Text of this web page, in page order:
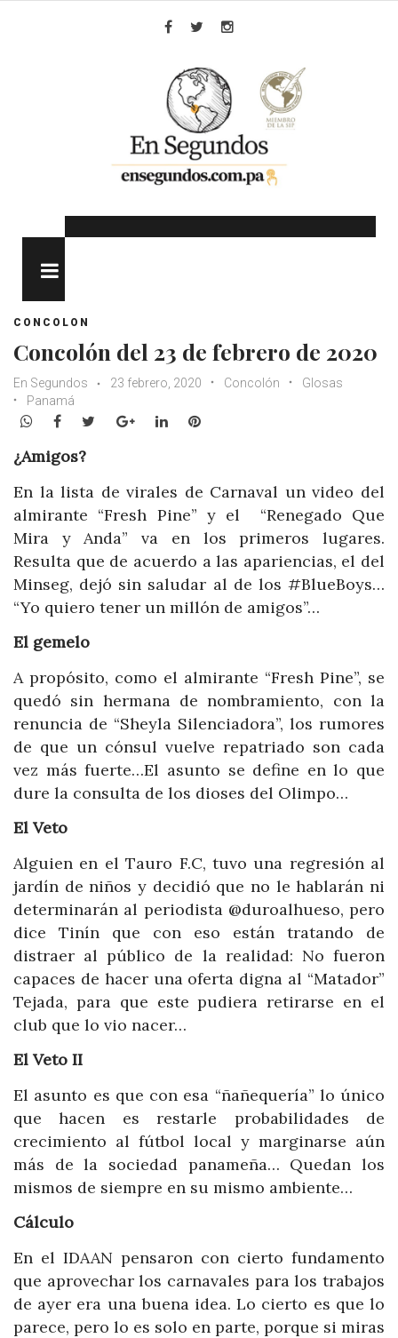
CONCOLON
Concolón del 23 de febrero de 2020
En Segundos 23 febrero, 2020 Concolón
Glosas
Panamá
WhatsApp
Facebook
TwitterGoogle+LinkedInPinterest
¿Amigos?
En la lista de virales de Carnaval un video del
almirante “Fresh Pine” y el “Renegado Que
Mira y Anda” va en los primeros lugares.
Resulta que de acuerdo a las apariencias, el del
Minseg, dejó sin saludar al de los #BlueBoys…
“Yo quiero tener un millón de amigos”…
El gemelo
A propósito, como el almirante “Fresh Pine”, se
quedó sin hermana de nombramiento, con la
renuncia de “Sheyla Silenciadora”, los rumores
de que un cónsul vuelve repatriado son cada
vez más fuerte…El asunto se define en lo que
dure la consulta de los dioses del Olimpo…
El Veto
Alguien en el Tauro F.C, tuvo una regresión al
jardín de niños y decidió que no le hablarán ni
determinarán al periodista @duroalhueso, pero
dice Tinín que con eso están tratando de
distraer al público de la realidad: No fueron
capaces de hacer una oferta digna al “Matador”
Tejada, para que este pudiera retirarse en el
club que lo vio nacer…
El Veto II
El asunto es que con esa “ñañequería” lo único
que hacen es restarle probabilidades de
crecimiento al fútbol local y marginarse aún
más de la sociedad panameña… Quedan los
mismos de siempre en su mismo ambiente…
Cálculo
En el IDAAN pensaron con cierto fundamento
que aprovechar los carnavales para los trabajos
de ayer era una buena idea. Lo cierto es que lo
parece, pero lo es solo en parte, porque si miras